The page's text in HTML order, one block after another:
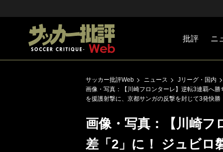
批評 ニ
サッカー批評Web ニュース
Jリーグ・国内
画像・写真：【川崎フロンターレ】逆転3連覇へ
を援護射撃に、京都サンガの反撃を封じて3発快勝
画像・写真：【川崎フ
差「2」に！ ジュビロ